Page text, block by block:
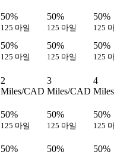
50%
125 마일
50%
125 마일
50%
125
50%
125 마일
50%
125 마일
50%
125
2
Miles/CAD
3
Miles/CAD
4
50%
125 마일
50%
125 마일
50%
125
50% 50% 50%